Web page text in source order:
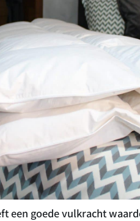
een goede vulkracht